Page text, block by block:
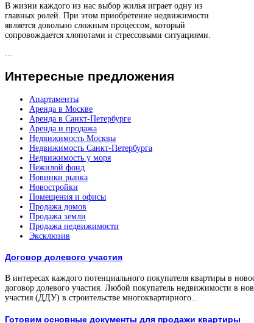
В жизни каждого из нас выбор жилья играет одну из
главных ролей. При этом приобретение недвижимости
является довольно сложным процессом, который
сопровождается хлопотами и стрессовыми ситуациями.
Интересные предложения
Апартаменты
Аренда в Москве
Аренда в Санкт-Петербурге
Аренда и продажа
Недвижимость Москвы
Недвижимость Санкт-Петербурга
Недвижимость у моря
Нежилой фонд
Новинки рынка
Новостройки
Помещения и офисы
Продажа домов
Продажа земли
Продажа недвижимости
Эксклюзив
Договор долевого участия
В интересах каждого потенциального покупателя квартиры в
договор долевого участия. Любой покупатель недвижимости в
участия (ДДУ) в строительстве многоквартирного...
Готовим основные документы для продажи квартиры